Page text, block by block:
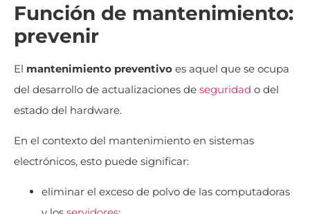
Función de mantenimiento:
prevenir
El mantenimiento preventivo es aquel que se ocupa
del desarrollo de actualizaciones de seguridad o del
estado del hardware.
En el contexto del mantenimiento en sistemas
electrónicos, esto puede significar:
eliminar el exceso de polvo de las computadoras